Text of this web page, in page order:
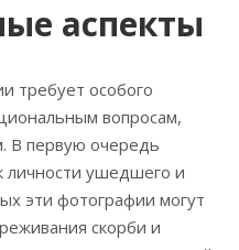
аспекты
требует особого
вопросам,
В первую очередь
личности ушедшего и
эти фотографии могут
скорби и